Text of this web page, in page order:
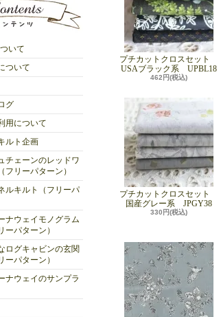
いて
ついて
グ
用について
ルト企画
チェーンのレッドワ
フリーパターン）
ルキルト（フリーパ
ナウェイモノグラム
ーパターン）
ログキャビンの玄関
ーパターン）
ナウェイのサンプラ
プチカットクロスセット
USAブラック系 UPBL18
462円(税込)
プチカットクロスセット
国産グレー系 JPGY38
330円(税込)